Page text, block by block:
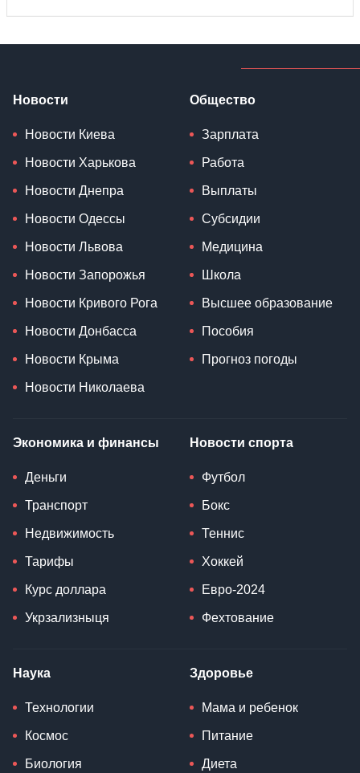
Новости
Новости Киева
Новости Харькова
Новости Днепра
Новости Одессы
Новости Львова
Новости Запорожья
Новости Кривого Рога
Новости Донбасса
Новости Крыма
Новости Николаева
Общество
Зарплата
Работа
Выплаты
Субсидии
Медицина
Школа
Высшее образование
Пособия
Прогноз погоды
Экономика и финансы
Деньги
Транспорт
Недвижимость
Тарифы
Курс доллара
Укрзализныця
Новости спорта
Футбол
Бокс
Теннис
Хоккей
Евро-2024
Фехтование
Наука
Технологии
Космос
Биология
Здоровье
Мама и ребенок
Питание
Диета